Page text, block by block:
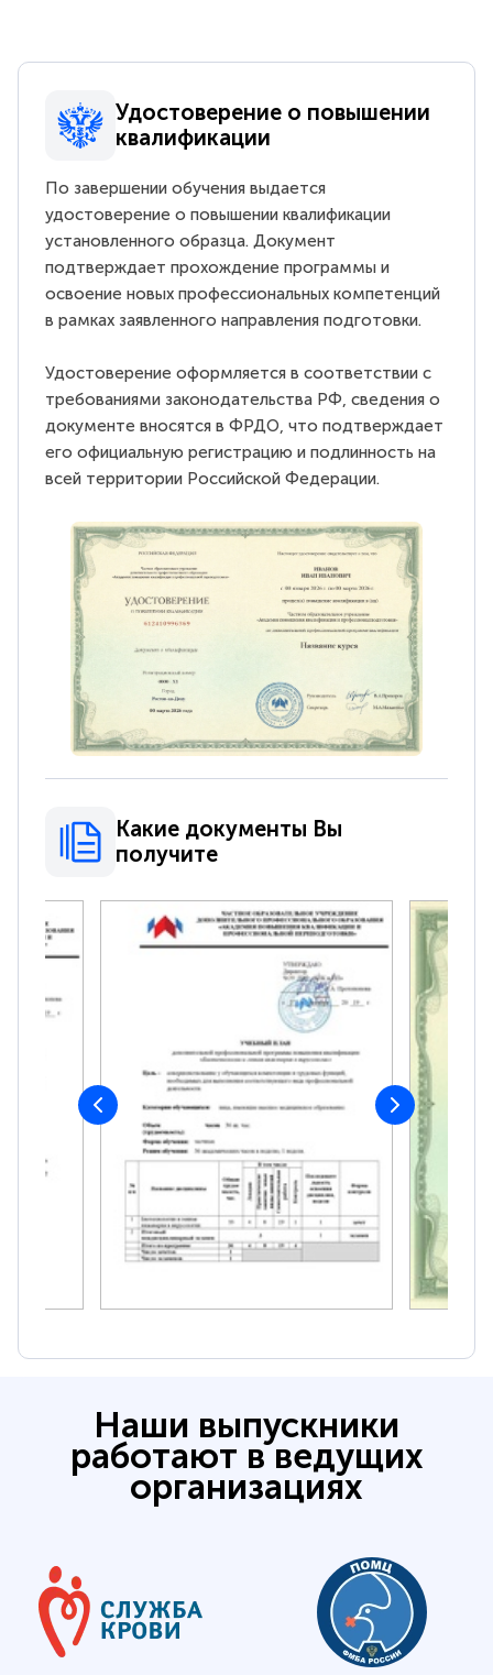
Удостоверение о повышении
квалификации
По завершении обучения выдается
удостоверение о повышении квалификации
установленного образца. Документ
подтверждает прохождение программы и
освоение новых профессиональных компетенций
в рамках заявленного направления подготовки.
Удостоверение оформляется в соответствии с
требованиями законодательства РФ, сведения о
документе вносятся в ФРДО, что подтверждает
его официальную регистрацию и подлинность на
всей территории Российской Федерации.
Какие документы Вы
получите
Наши выпускники
работают в ведущих
организациях